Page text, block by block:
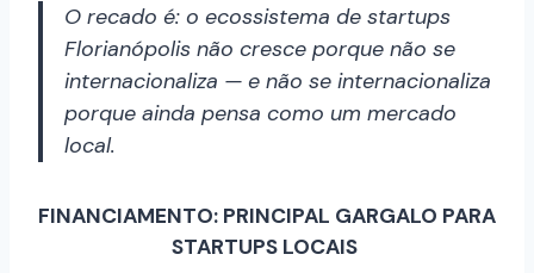
O recado é: o ecossistema de startups
Florianópolis não cresce porque não se
internacionaliza — e não se internacionaliza
porque ainda pensa como um mercado
local.
FINANCIAMENTO: PRINCIPAL GARGALO PARA
STARTUPS LOCAIS